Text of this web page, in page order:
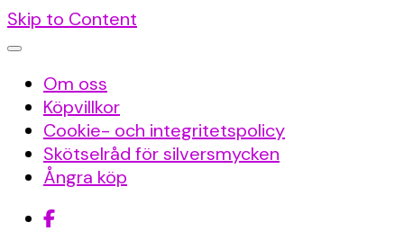
Skip to Content
Om oss
Köpvillkor
Cookie- och integritetspolicy
Skötselråd för silversmycken
Ångra köp